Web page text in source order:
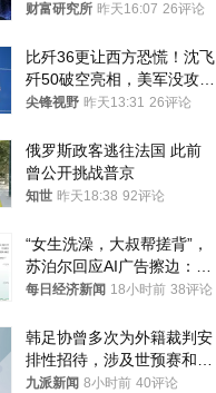
财富研究所 昨天16:07 26评论
比歼36更让西方恐慌！沈飞
歼50破空亮相，美军没攻克
的技术被拿下
尖锋视野 昨天13:31 26评论
俄罗斯政客逃往法国 此前
曾公开挑战普京
知世 昨天18:38 92评论
“女生洗澡，大叔帮搓背”，
苏泊尔回应AI广告擦边：视
频全下架，已强化内容管理
每日经济新闻 18小时前 38评论
韩足协曾多次为外籍裁判安
排性招待，涉及世预赛和奥
预赛，韩足协回应
九派新闻 8小时前 40评论